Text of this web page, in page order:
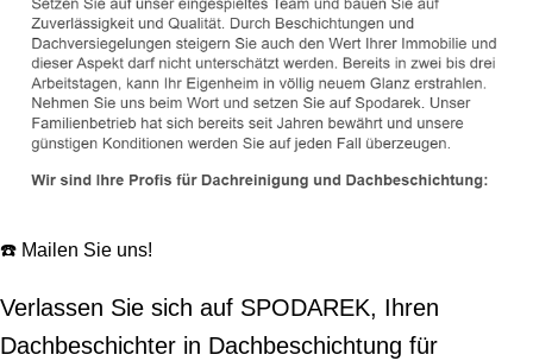
☎️ Mailen Sie uns!
Verlassen Sie sich auf SPODAREK, Ihren
Dachbeschichter in Dachbeschichtung für